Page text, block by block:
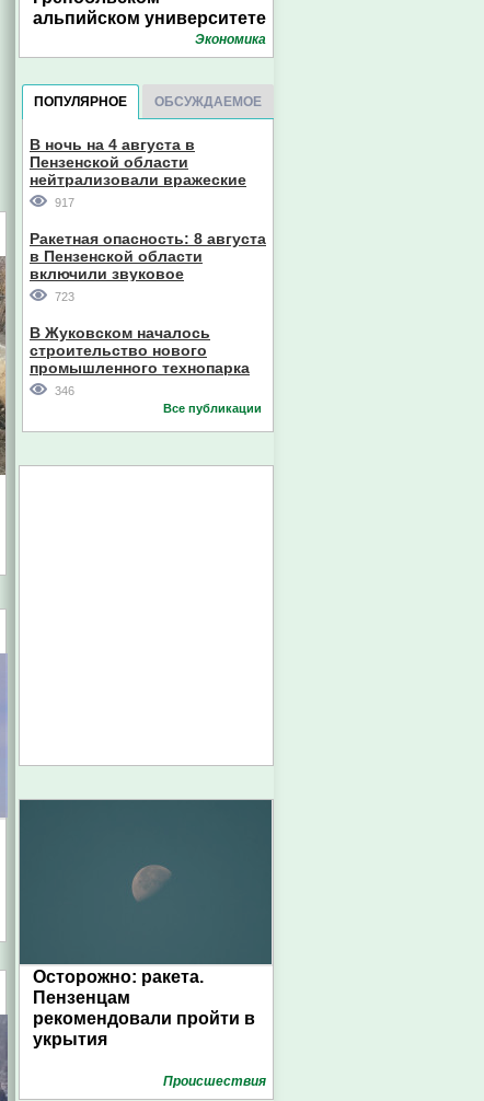
альпийском университете
Экономика
ПОПУЛЯРНОЕ ОБСУЖДАЕМОЕ
В ночь на 4 августа в
Пензенской области
нейтрализовали вражеские
дроны
917
Ракетная опасность: 8 августа
в Пензенской области
включили звуковое
оповещение
723
В Жуковском началось
строительство нового
промышленного технопарка
346
Все публикации
Осторожно: ракета.
Пензенцам
рекомендовали пройти в
укрытия
Проиcшествия